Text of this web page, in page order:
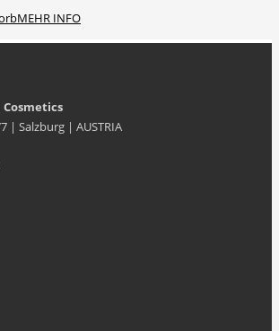
MEHR INFO
| Salzburg | AUSTRIA